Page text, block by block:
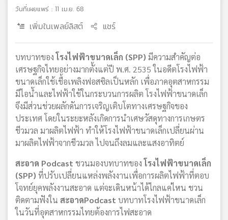
แผนที่
เครือ
วันที่เผยแพร่ : 11 เม.ย. 68
เพิ่มในเพลย์ลิสต์ แชร์
บทบาทของ โรงไฟฟ้าขนาดเล็ก (SPP) มีความสำคัญต่อ
เศรษฐกิจไทยอย่างมากตั้งแต่ปี พ.ศ. 2535 ในอดีตโรงไฟฟ้า
ขนาดเล็กใช้เชื้อเพลิงฟอสซิลเป็นหลัก เพื่อภาคอุตสาหกรรม
มีไอน้ำและไฟฟ้าใช้ในกระบวนการผลิต โรงไฟฟ้าขนาดเล็ก
จึงมีส่วนช่วยผลักดันการเจริญเติบโตทางเศรษฐกิจของ
ประเทศ โดยในระยะหลังเกิดการนำเศษวัสดุทางการเกษตร
ชีวมวล มาผลิตไฟฟ้า ทำให้โรงไฟฟ้าขนาดเล็กเปลี่ยนผ่าน
มาผลิตไฟฟ้าจากชีวมวล ไปจนถึงลมและแสงอาทิตย์
สะอาด Podcast ชวนมองบทบาทของ โรงไฟฟ้าขนาดเล็ก
(SPP) ที่ปรับเปลี่ยนแหล่งพลังงานเพื่อการผลิตไฟฟ้าที่ตอบ
โจทย์ยุคพลังงานสะอาด แต่จะเดินหน้าได้ไกลแค่ไหน ชวน
ติดตามฟังใน สะอาดPodcast บทบาทโรงไฟฟ้าขนาดเล็ก
ในวันที่อุตสาหกรรมไทยต้องการไฟสะอาด